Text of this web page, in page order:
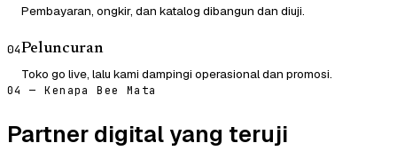
Pembayaran, ongkir, dan katalog dibangun dan diuji.
04Peluncuran
Toko go live, lalu kami dampingi operasional dan promosi.
04 — Kenapa Bee Mata
Partner digital yang teruji